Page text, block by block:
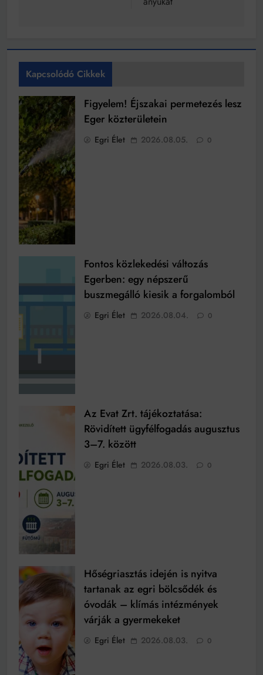
Kapcsolódó Cikkek
Figyelem! Éjszakai permetezés lesz
Eger közterületein
Egri Élet 2026.08.05. 0
Fontos közlekedési változás
Egerben: egy népszerű
buszmegálló kiesik a forgalomból
Egri Élet 2026.08.04. 0
Az Evat Zrt. tájékoztatása:
Rövidített ügyfélfogadás augusztus
3–7. között
Egri Élet 2026.08.03. 0
Hőségriasztás idején is nyitva
tartanak az egri bölcsődék és
óvodák – klímás intézmények
várják a gyermekeket
Egri Élet 2026.08.03. 0